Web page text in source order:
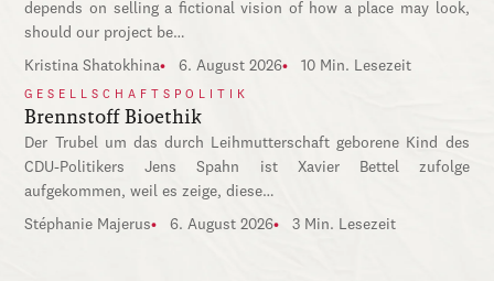
depends on selling a fictional vision of how a place may look,
should our project be…
Kristina Shatokhina 6. August 2026 10 Min. Lesezeit
GESELLSCHAFTSPOLITIK
Brennstoff Bioethik
Der Trubel um das durch Leihmutterschaft geborene Kind des
CDU-Politikers Jens Spahn ist Xavier Bettel zufolge
aufgekommen, weil es zeige, diese…
Stéphanie Majerus 6. August 2026 3 Min. Lesezeit